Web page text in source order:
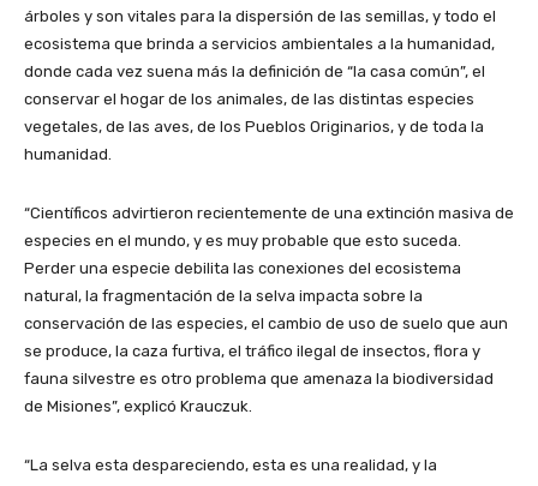
árboles y son vitales para la dispersión de las semillas, y todo el
ecosistema que brinda a servicios ambientales a la humanidad,
donde cada vez suena más la definición de “la casa común”, el
conservar el hogar de los animales, de las distintas especies
vegetales, de las aves, de los Pueblos Originarios, y de toda la
humanidad.
“Científicos advirtieron recientemente de una extinción masiva de
especies en el mundo, y es muy probable que esto suceda.
Perder una especie debilita las conexiones del ecosistema
natural, la fragmentación de la selva impacta sobre la
conservación de las especies, el cambio de uso de suelo que aun
se produce, la caza furtiva, el tráfico ilegal de insectos, flora y
fauna silvestre es otro problema que amenaza la biodiversidad
de Misiones”, explicó Krauczuk.
“La selva esta despareciendo, esta es una realidad, y la